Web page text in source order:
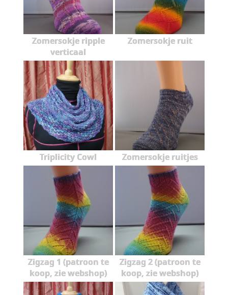
Zomersokje ripple
verticaal
Zomersokje ruit
Triplicity Cowl Zomersokje ruitjes
Zigzag 1 (patroon te
koop, zie webshop)
Zigzag 2 (patroon te
koop, zie webshop)